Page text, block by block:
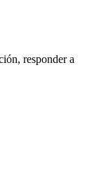
responder a